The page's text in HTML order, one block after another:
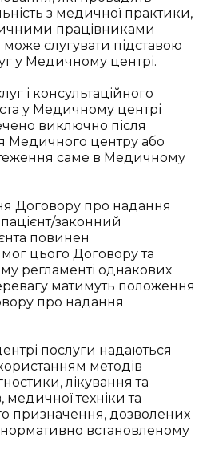
з медичної практики,
працівниками
може слугувати підставою
у Медичному центрі.
і консультаційного
у Медичному центрі
виключно після
Медичного центру або
саме в Медичному
Договору про надання
законний
повинен
цього Договору та
регламенті однакових
матимуть положення
про надання
послуги надаються
методів
лікування та
медичної техніки та
призначення, дозволених
встановленому